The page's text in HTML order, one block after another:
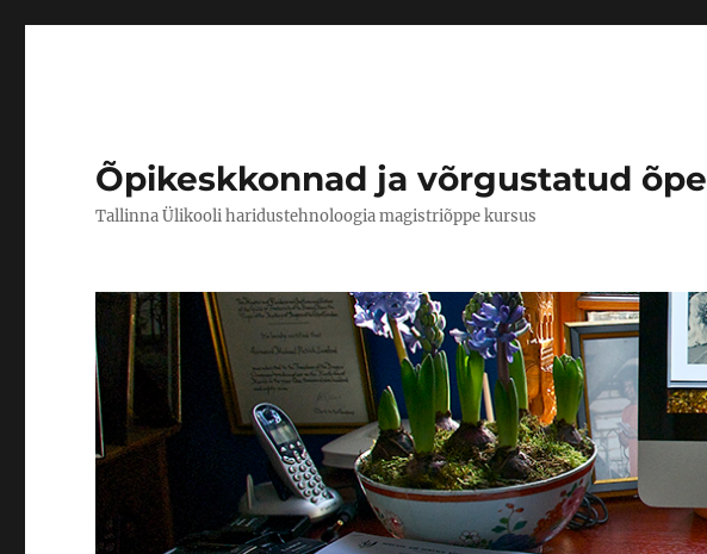
Õpikeskkonnad ja võrgustatud õpe
Tallinna Ülikooli haridustehnoloogia magistriõppe kursus